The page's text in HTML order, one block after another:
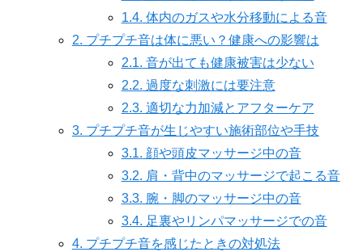
1.4. 体内のガスや水分移動による音
2. プチプチ音は体に悪い？健康への影響は
2.1. 音が出ても健康被害は少ない
2.2. 過度な刺激には要注意
2.3. 適切な力加減とアフターケア
3. プチプチ音が生じやすい施術部位や手技
3.1. 顔や頭皮マッサージ中の音
3.2. 肩・背中のマッサージで起こる音
3.3. 腕・脚のマッサージ中の音
3.4. 足裏やリンパマッサージでの音
4. プチプチ音を感じたときの対処法